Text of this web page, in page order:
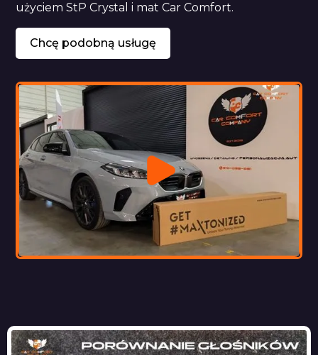
użyciem StP Crystal i mat Car Comfort.
Chcę podobną usługę